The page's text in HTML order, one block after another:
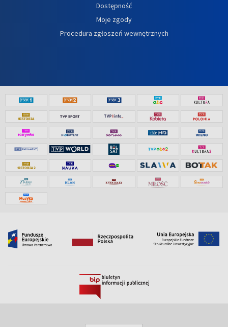
Dostępność
Moje zgody
Procedura zgłoszeń wewnętrznych